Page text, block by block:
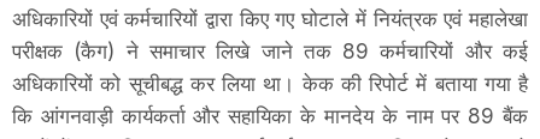
अधिकारियों एवं कर्मचारियों द्वारा किए गए घोटाले में नियंत्रक एवं महालेखा
परीक्षक (कैग) ने समाचार लिखे जाने तक 89 कर्मचारियों और कई
अधिकारियों को सूचीबद्ध कर लिया था। केक की रिपोर्ट में बताया गया है
कि आंगनवाड़ी कार्यकर्ता और सहायिका के मानदेय के नाम पर 89 बैंक